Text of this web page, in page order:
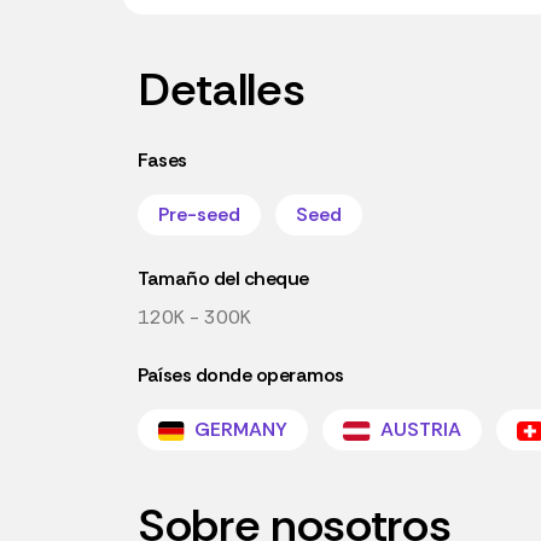
Detalles
Fases
Pre-seed Seed
Tamaño del cheque
120K - 300K
Países donde operamos
GERMANY AUSTRIA
Sobre nosotros